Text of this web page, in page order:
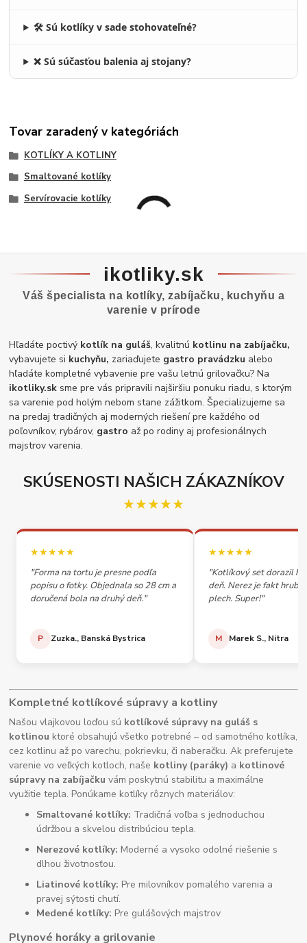
🛠️ Sú kotlíky v sade stohovateľné?
❌ Sú súčasťou balenia aj stojany?
Tovar zaradený v kategóriách
KOTLÍKY A KOTLINY
Smaltované kotlíky
Servírovacie kotlíky
ikotliky.sk
Váš špecialista na kotlíky, zabíjačku, kuchyňu a
varenie v prírode
Hľadáte poctivý kotlík na guláš, kvalitnú kotlinu na zabíjačku,
vybavujete si kuchyňu, zariaďujete gastro pravádzku alebo
hľadáte kompletné vybavenie pre vašu letnú grilovačku? Na
ikotliky.sk sme pre vás pripravili najširšiu ponuku riadu, s ktorým
sa varenie pod holým nebom stane zážitkom. Špecializujeme sa
na predaj tradičných aj moderných riešení pre každého od
poľovníkov, rybárov, gastro až po rodiny aj profesionálnych
majstrov varenia.
SKÚSENOSTI NAŠICH ZÁKAZNÍKOV
★★★★★
★★★★★
"Forma na tortu je presne podľa
popisu o fotky. Objednala so 28 cm a
doručená bola na druhý deň."
P Zuzka., Banská Bystrica
★★★★★
"Kotlíkový set dorazil
deň. Nerez je fakt
plech. Super!"
M Marek S., Nitra
Kompletné kotlíkové súpravy a kotliny
Našou vlajkovou loďou sú kotlíkové súpravy na guláš s
kotlinou ktoré obsahujú všetko potrebné – od samotného kotlíka,
cez kotlinu až po varechu, pokrievku, či naberačku. Ak preferujete
varenie vo veľkých kotloch, naše kotliny (paráky) a kotlinové
súpravy na zabíjačku vám poskytnú stabilitu a maximálne
využitie tepla. Ponúkame kotlíky rôznych materiálov:
Smaltované kotlíky: Tradičná voľba s jednoduchou
údržbou a skvelou distribúciou tepla.
Nerezové kotlíky: Moderné a vysoko odolné riešenie s
dlhou životnosťou.
Liatinové kotlíky: Pre milovníkov pomalého varenia a
pravej sýtosti chutí.
Medené kotlíky: Pre gulášových majstrov
Plynové horáky a grilovanie